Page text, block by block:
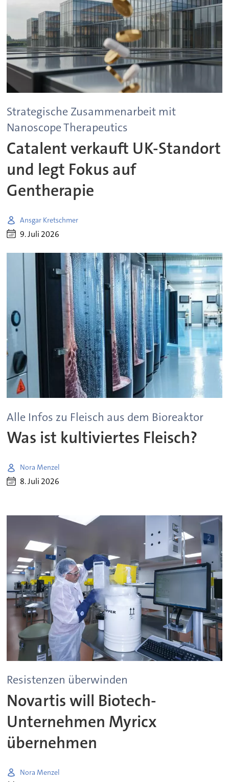
Strategische Zusammenarbeit mit
Nanoscope Therapeutics
Catalent verkauft UK-Standort
und legt Fokus auf
Gentherapie
Ansgar Kretschmer
9. Juli 2026
Alle Infos zu Fleisch aus dem Bioreaktor
Was ist kultiviertes Fleisch?
Nora Menzel
8. Juli 2026
Resistenzen überwinden
Novartis will Biotech-
Unternehmen Myricx
übernehmen
Nora Menzel